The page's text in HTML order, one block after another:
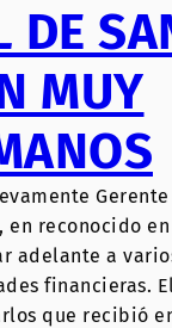
DE
MUY
en reconocido
adelante a
financieras.
que recibió